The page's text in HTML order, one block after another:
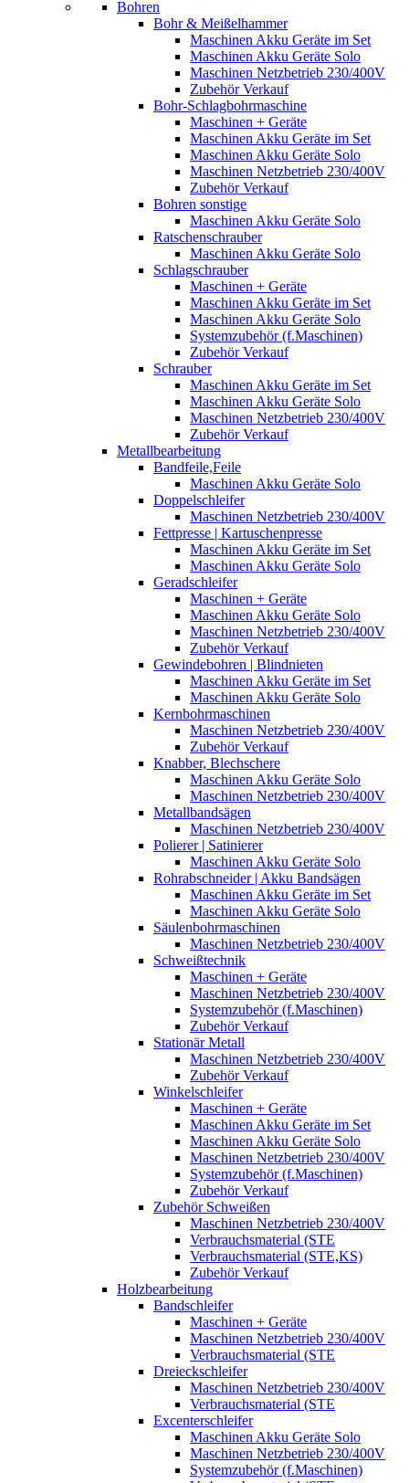
Bohren
Bohr & Meißelhammer
Maschinen Akku Geräte im Set
Maschinen Akku Geräte Solo
Maschinen Netzbetrieb 230/400V
Zubehör Verkauf
Bohr-Schlagbohrmaschine
Maschinen + Geräte
Maschinen Akku Geräte im Set
Maschinen Akku Geräte Solo
Maschinen Netzbetrieb 230/400V
Zubehör Verkauf
Bohren sonstige
Maschinen Akku Geräte Solo
Ratschenschrauber
Maschinen Akku Geräte Solo
Schlagschrauber
Maschinen + Geräte
Maschinen Akku Geräte im Set
Maschinen Akku Geräte Solo
Systemzubehör (f.Maschinen)
Zubehör Verkauf
Schrauber
Maschinen Akku Geräte im Set
Maschinen Akku Geräte Solo
Maschinen Netzbetrieb 230/400V
Zubehör Verkauf
Metallbearbeitung
Bandfeile,Feile
Maschinen Akku Geräte Solo
Doppelschleifer
Maschinen Netzbetrieb 230/400V
Fettpresse | Kartuschenpresse
Maschinen Akku Geräte im Set
Maschinen Akku Geräte Solo
Geradschleifer
Maschinen + Geräte
Maschinen Akku Geräte Solo
Maschinen Netzbetrieb 230/400V
Zubehör Verkauf
Gewindebohren | Blindnieten
Maschinen Akku Geräte im Set
Maschinen Akku Geräte Solo
Kernbohrmaschinen
Maschinen Netzbetrieb 230/400V
Zubehör Verkauf
Knabber, Blechschere
Maschinen Akku Geräte Solo
Maschinen Netzbetrieb 230/400V
Metallbandsägen
Maschinen Netzbetrieb 230/400V
Polierer | Satinierer
Maschinen Akku Geräte Solo
Rohrabschneider | Akku Bandsägen
Maschinen Akku Geräte im Set
Maschinen Akku Geräte Solo
Säulenbohrmaschinen
Maschinen Netzbetrieb 230/400V
Schweißtechnik
Maschinen + Geräte
Maschinen Netzbetrieb 230/400V
Systemzubehör (f.Maschinen)
Zubehör Verkauf
Stationär Metall
Maschinen Netzbetrieb 230/400V
Zubehör Verkauf
Winkelschleifer
Maschinen + Geräte
Maschinen Akku Geräte im Set
Maschinen Akku Geräte Solo
Maschinen Netzbetrieb 230/400V
Systemzubehör (f.Maschinen)
Zubehör Verkauf
Zubehör Schweißen
Maschinen Netzbetrieb 230/400V
Verbrauchsmaterial (STE
Verbrauchsmaterial (STE,KS)
Zubehör Verkauf
Holzbearbeitung
Bandschleifer
Maschinen + Geräte
Maschinen Netzbetrieb 230/400V
Verbrauchsmaterial (STE
Dreieckschleifer
Maschinen Netzbetrieb 230/400V
Verbrauchsmaterial (STE
Excenterschleifer
Maschinen Akku Geräte Solo
Maschinen Netzbetrieb 230/400V
Systemzubehör (f.Maschinen)